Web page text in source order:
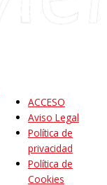
ACCESO
Aviso Legal
Política de
privacidad
Política de
Cookies